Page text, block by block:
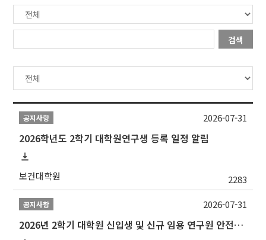
검색
공지사항
2026학년도 2학기 대학원연구생 등록 일정 알림
보건대학원 2283
2026-07-31
공지사항
2026년 2학기 대학원 신입생 및 신규 임용 연구원 안전환경교육(신규교육) 실시 안내
2026-07-31